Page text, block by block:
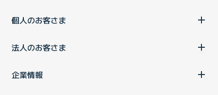
個人のお客さま
法人のお客さま
企業情報